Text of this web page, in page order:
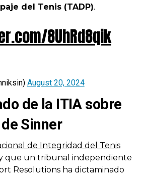
del Tenis (TADP).
8UhRd8qik
August 20, 2024
de la ITIA sobre
Sinner
de Integridad del Tenis
que un tribunal independiente
Resolutions ha dictaminado